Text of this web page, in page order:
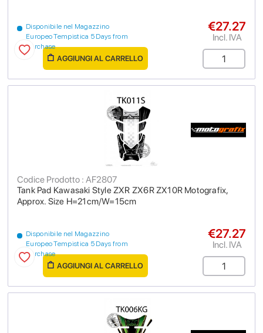
Disponibile nel Magazzino
Europeo Tempistica 5 Days from
purchase
€27.27
Incl. IVA
AGGIUNGI AL CARRELLO
Tank Pad Kawasaki Style ZXR ZX6R ZX10R Motografix,
Approx. Size H=21cm/W=15cm
Codice Prodotto : AF2807
Disponibile nel Magazzino
Europeo Tempistica 5 Days from
purchase
€27.27
Incl. IVA
AGGIUNGI AL CARRELLO